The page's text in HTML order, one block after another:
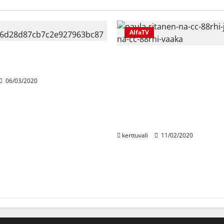
06/03/2020
AlfaTV
kerttuvali 11/02/2020